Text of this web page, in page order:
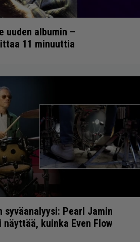
uuden albumin –
11 minuuttia
syväanalyysi: Pearl Jamin
kuinka Even Flow